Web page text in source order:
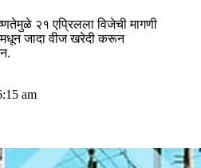
२१ एप्रिलला विजेची मागणी
जादा वीज खरेदी करून
am